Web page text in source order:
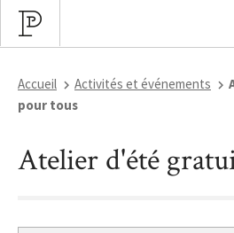
Accueil Activités et événements
pour tous
Atelier d'été